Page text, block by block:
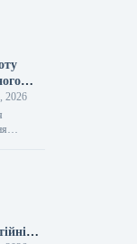
2026